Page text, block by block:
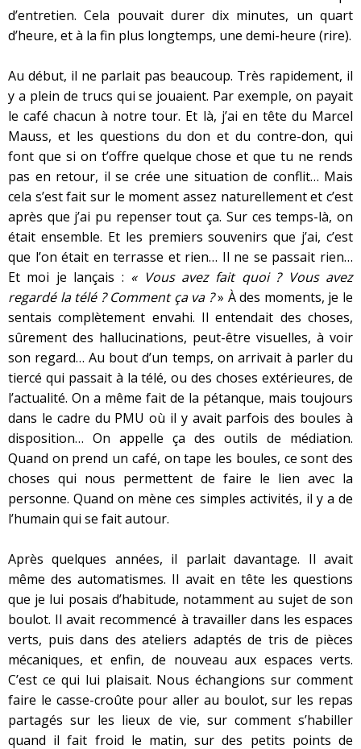
d’entretien. Cela pouvait durer dix minutes, un quart
d’heure, et à la fin plus longtemps, une demi-heure (rire).
Au début, il ne parlait pas beaucoup. Très rapidement, il
y a plein de trucs qui se jouaient. Par exemple, on payait
le café chacun à notre tour. Et là, j’ai en tête du Marcel
Mauss, et les questions du don et du contre-don, qui
font que si on t’offre quelque chose et que tu ne rends
pas en retour, il se crée une situation de conflit… Mais
cela s’est fait sur le moment assez naturellement et c’est
après que j’ai pu repenser tout ça. Sur ces temps-là, on
était ensemble. Et les premiers souvenirs que j’ai, c’est
que l’on était en terrasse et rien… Il ne se passait rien…
Et moi je lançais : « Vous avez fait quoi ? Vous avez
regardé la télé ? Comment ça va ?» À des moments, je le
sentais complètement envahi. Il entendait des choses,
sûrement des hallucinations, peut-être visuelles, à voir
son regard… Au bout d’un temps, on arrivait à parler du
tiercé qui passait à la télé, ou des choses extérieures, de
l’actualité. On a même fait de la pétanque, mais toujours
dans le cadre du PMU où il y avait parfois des boules à
disposition… On appelle ça des outils de médiation.
Quand on prend un café, on tape les boules, ce sont des
choses qui nous permettent de faire le lien avec la
personne. Quand on mène ces simples activités, il y a de
l’humain qui se fait autour.
Après quelques années, il parlait davantage. Il avait
même des automatismes. Il avait en tête les questions
que je lui posais d’habitude, notamment au sujet de son
boulot. Il avait recommencé à travailler dans les espaces
verts, puis dans des ateliers adaptés de tris de pièces
mécaniques, et enfin, de nouveau aux espaces verts.
C’est ce qui lui plaisait. Nous échangions sur comment
faire le casse-croûte pour aller au boulot, sur les repas
partagés sur les lieux de vie, sur comment s’habiller
quand il fait froid le matin, sur des petits points de